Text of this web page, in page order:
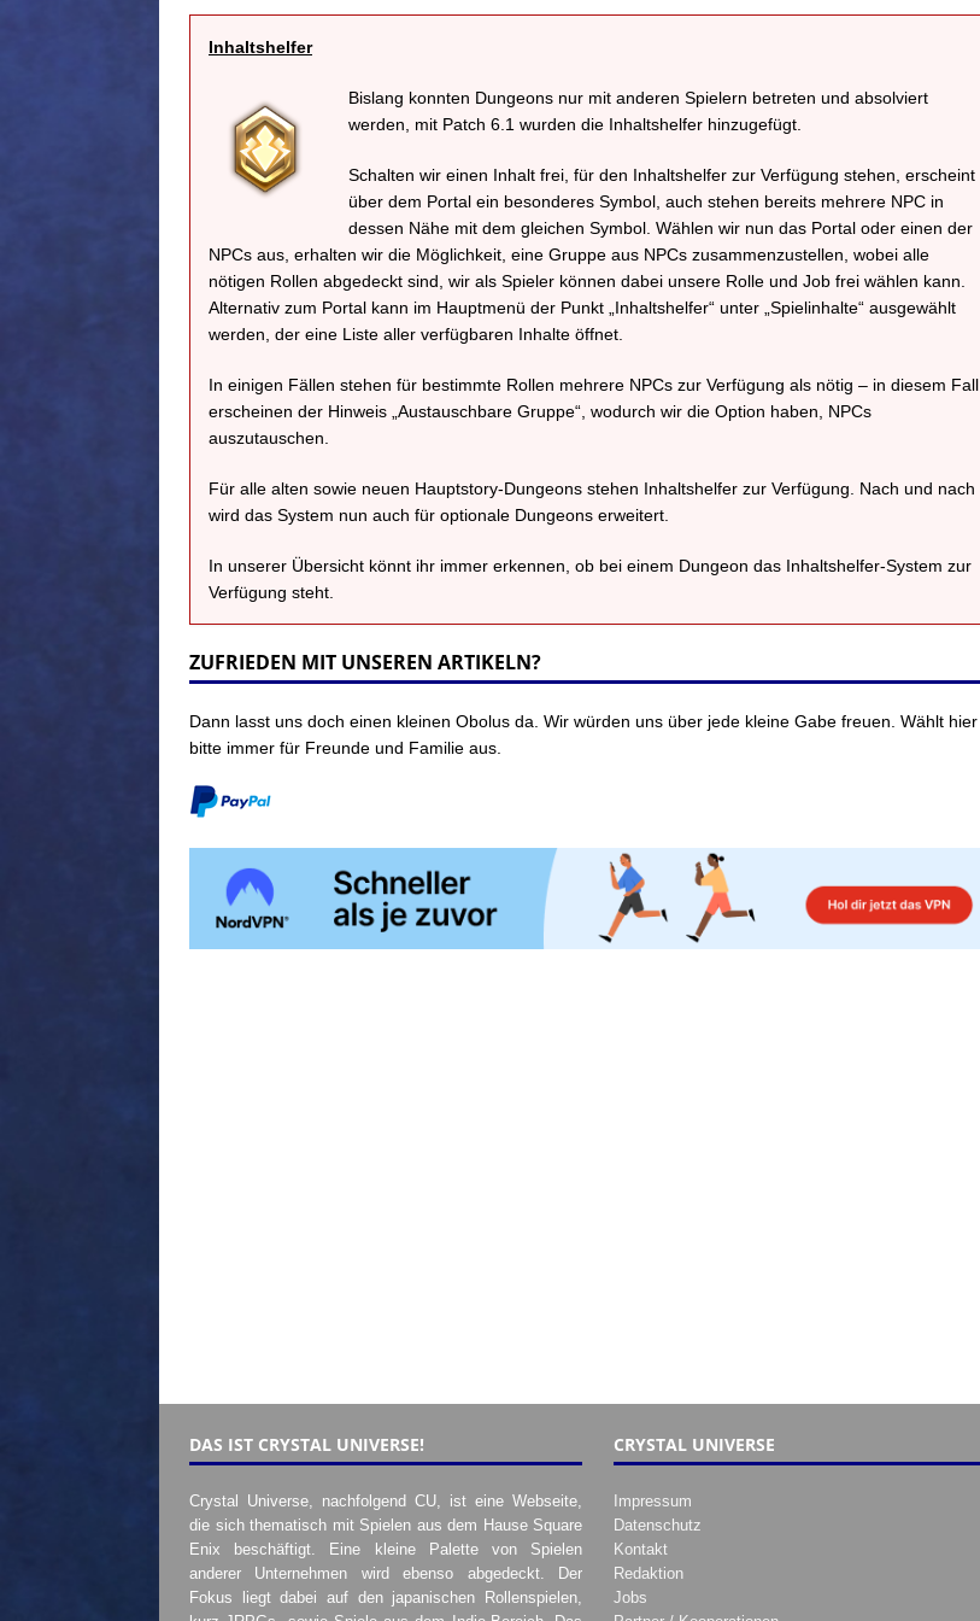
Inhaltshelfer
Bislang konnten Dungeons nur mit anderen Spielern betreten und absolviert
werden, mit Patch 6.1 wurden die Inhaltshelfer hinzugefügt.
Schalten wir einen Inhalt frei, für den Inhaltshelfer zur Verfügung stehen, erscheint
über dem Portal ein besonderes Symbol, auch stehen bereits mehrere NPC in
dessen Nähe mit dem gleichen Symbol. Wählen wir nun das Portal oder einen der
NPCs aus, erhalten wir die Möglichkeit, eine Gruppe aus NPCs zusammenzustellen, wobei alle
nötigen Rollen abgedeckt sind, wir als Spieler können dabei unsere Rolle und Job frei wählen kann.
Alternativ zum Portal kann im Hauptmenü der Punkt „Inhaltshelfer“ unter „Spielinhalte“ ausgewählt
werden, der eine Liste aller verfügbaren Inhalte öffnet.
In einigen Fällen stehen für bestimmte Rollen mehrere NPCs zur Verfügung als nötig – in diesem Fall
erscheinen der Hinweis „Austauschbare Gruppe“, wodurch wir die Option haben, NPCs
auszutauschen.
Für alle alten sowie neuen Hauptstory-Dungeons stehen Inhaltshelfer zur Verfügung. Nach und nach
wird das System nun auch für optionale Dungeons erweitert.
In unserer Übersicht könnt ihr immer erkennen, ob bei einem Dungeon das Inhaltshelfer-System zur
Verfügung steht.
ZUFRIEDEN MIT UNSEREN ARTIKELN?
Dann lasst uns doch einen kleinen Obolus da. Wir würden uns über jede kleine Gabe freuen. Wählt hier
bitte immer für Freunde und Familie aus.
DAS IST CRYSTAL UNIVERSE!
Crystal Universe, nachfolgend CU, ist eine Webseite,
die sich thematisch mit Spielen aus dem Hause Square
Enix beschäftigt. Eine kleine Palette von Spielen
anderer Unternehmen wird ebenso abgedeckt. Der
Fokus liegt dabei auf den japanischen Rollenspielen,
CRYSTAL UNIVERSE
Impressum
Datenschutz
Kontakt
Redaktion
Jobs